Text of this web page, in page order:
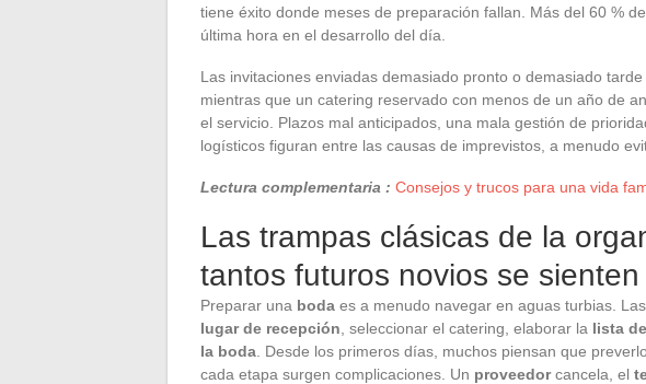
tiene éxito donde meses de preparación fallan. Más del 60 %
última hora en el desarrollo del día.
Las invitaciones enviadas demasiado pronto o demasiado
mientras que un catering reservado con menos de un año de
el servicio. Plazos mal anticipados, una mala gestión de
logísticos figuran entre las causas de imprevistos, a menudo
Lectura complementaria : Consejos y trucos para una vida
Las trampas clásicas de la
tantos futuros novios se
Preparar una boda es a menudo navegar en aguas turbias.
lugar de recepción , seleccionar el catering, elaborar la lista
la boda . Desde los primeros días, muchos piensan que
cada etapa surgen complicaciones. Un proveedorcancela, el